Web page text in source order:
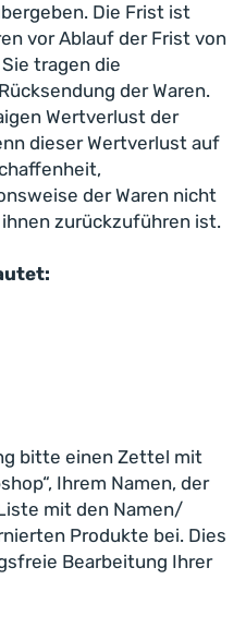
Die Frist ist
vor Ablauf der Frist von
tragen die
der Waren.
Wertverlust der
dieser Wertverlust auf
der Waren nicht
zurückzuführen ist.
bitte einen Zettel mit
Ihrem Namen, der
mit den Namen/
Produkte bei. Dies
Bearbeitung Ihrer